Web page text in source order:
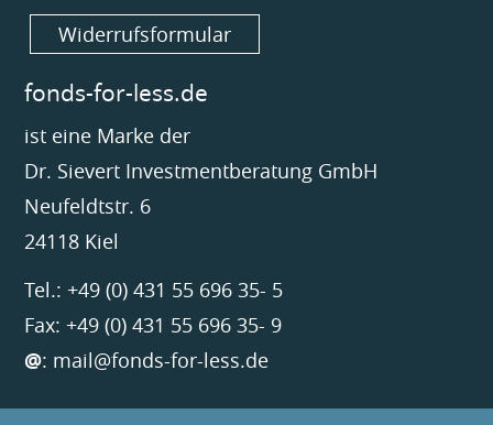
Widerrufsformular
fonds-for-less.de
ist eine Marke der
Dr. Sievert Investmentberatung GmbH
Neufeldtstr. 6
24118 Kiel
Tel.: +49 (0) 431 55 696 35- 5
Fax: +49 (0) 431 55 696 35- 9
@: mail@fonds-for-less.de